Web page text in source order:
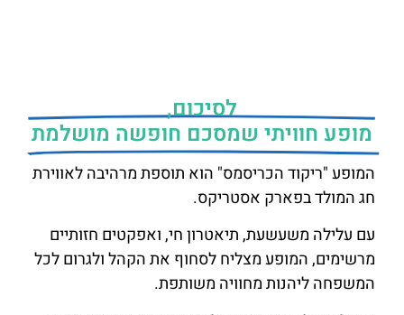
לסיכום,
מופע חוויתי שמסכם חופשה מושלמת
המופע "ריקוד הכריסמס" הוא תוספת מרהיבה לאווירת
חג המולד בפארק אסטריקס.
עם עלילה משעשעת, תיאטרון חי, ואפקטים חזותיים
מרשימים, המופע מצליח לסחוף את הקהל ולגרום לכל
המשפחה ליהנות מחוויה משותפת.